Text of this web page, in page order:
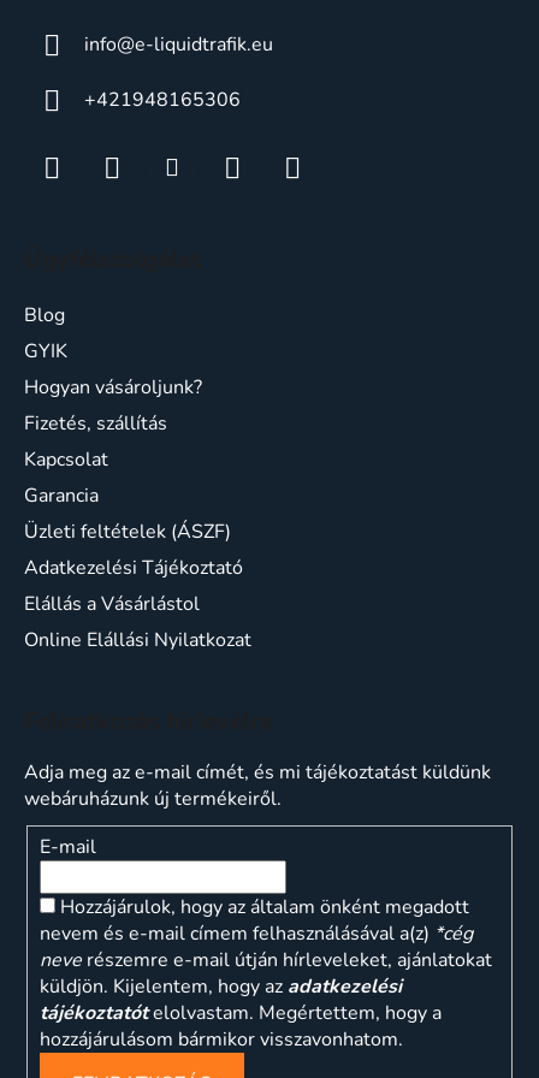
info@e-liquidtrafik.eu
+421948165306
Blog
GYIK
Hogyan vásároljunk?
Fizetés, szállítás
Kapcsolat
Garancia
Üzleti feltételek (ÁSZF)
Adatkezelési Tájékoztató
Elállás a Vásárlástol
Online Elállási Nyilatkozat
Adja meg az e-mail címét, és mi tájékoztatást küldünk
webáruházunk új termékeiről.
E-mail
Hozzájárulok, hogy az általam önként megadott
nevem és e-mail címem felhasználásával a(z) *cég
neve részemre e-mail útján hírleveleket, ajánlatokat
küldjön. Kijelentem, hogy az adatkezelési
tájékoztatótelolvastam. Megértettem, hogy a
hozzájárulásom bármikor visszavonhatom.